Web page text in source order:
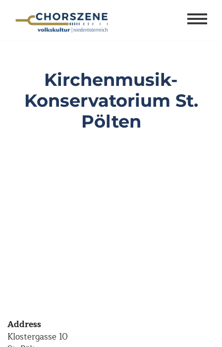
Kirchenmusik-
Konservatorium St.
Pölten
Address
Klostergasse 10